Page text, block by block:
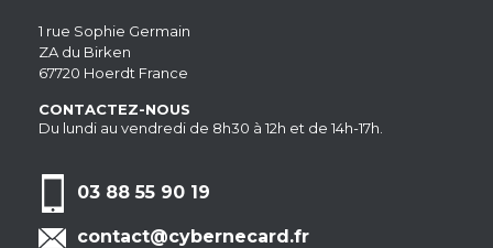
1 rue Sophie Germain
ZA du Birken
67720 Hoerdt France
CONTACTEZ-NOUS
Du lundi au vendredi de 8h30 à 12h et de 14h-17h.
03 88 55 90 19
contact@cybernecard.fr